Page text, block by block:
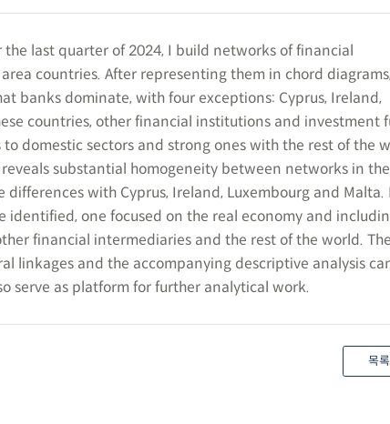
last quarter of 2024, I build networks of financial
countries. After representing them in chord
banks dominate, with four exceptions: Cyprus, Ireland,
countries, other financial institutions and investment
domestic sectors and strong ones with the rest of the
substantial homogeneity between networks in
differences with Cyprus, Ireland, Luxembourg and Malta.
identified, one focused on the real economy and
financial intermediaries and the rest of the world.
linkages and the accompanying descriptive analysis
serve as platform for further analytical work.
목